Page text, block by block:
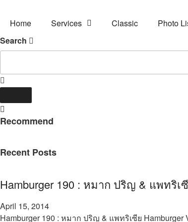
Home Services Classic
Photo
Search
Recommend
Recent Posts
Hamburger 190 : หมาก ปริญ & แพทริเ
April 15, 2014
Hamburger 190 : หมาก ปริญ & แพทริเซีย